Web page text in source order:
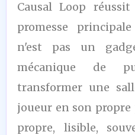
/10
Causal Loop
promesse
n'est pas un
mécanique de
transformer une
joueur en son propre
propre, lisible,